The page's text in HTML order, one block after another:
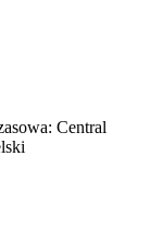
Central